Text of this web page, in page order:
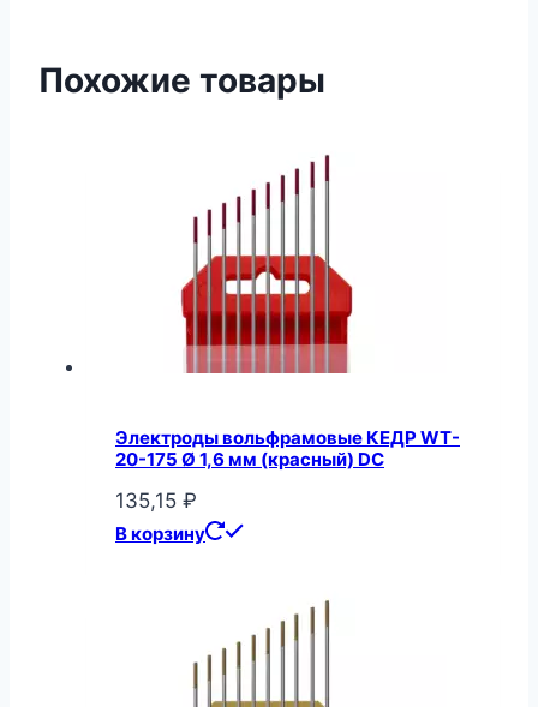
Похожие товары
Электроды вольфрамовые КЕДР WT-
20-175 Ø 1,6 мм (красный) DC
135,15 ₽
В корзину